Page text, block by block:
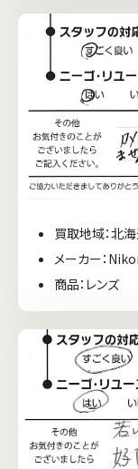
買取地域：北
メーカー：
商品：レンズ